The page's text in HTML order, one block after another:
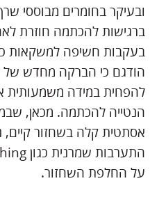
ובעיקר בחומרים מבוססי
ברגישות להכתמה חוזרת
בעקבות חשיפה למשקאות
הודגם כי הברקה מחדש
להפחית במידה משמעותית
הנטייה להכתמה. מכאן,
אסתטית קלה בשחזור קיים,
על החלפת השחזור.